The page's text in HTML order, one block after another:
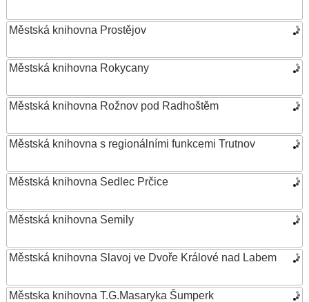
Městská knihovna Prostějov
Městská knihovna Rokycany
Městská knihovna Rožnov pod Radhoštěm
Městská knihovna s regionálními funkcemi Trutnov
Městská knihovna Sedlec Prčice
Městská knihovna Semily
Městská knihovna Slavoj ve Dvoře Králové nad Labem
Městska knihovna T.G.Masaryka Šumperk